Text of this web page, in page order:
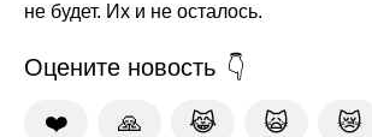
не будет. Их и не осталось.
Оцените новость
❤️ 🙏 😹 🙀 😿